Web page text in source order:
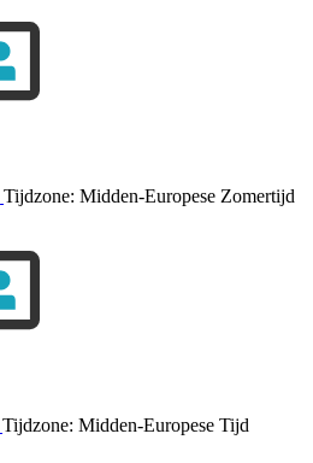
Tijdzone: Midden-Europese Zomertijd
Tijdzone: Midden-Europese Tijd